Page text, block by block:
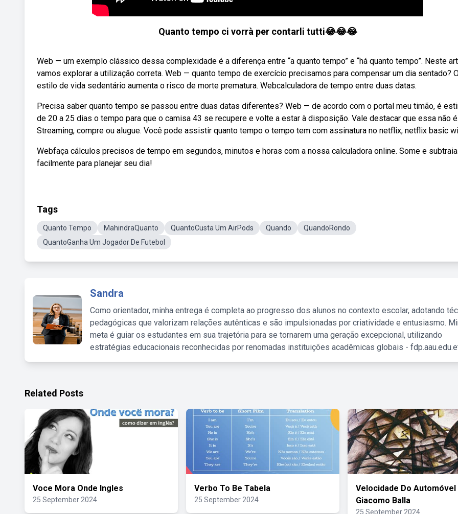
Quanto tempo ci vorrà per contarli tutti😂😂😂
Web — um exemplo clássico dessa complexidade é a diferença entre “a quanto tempo” e “há quanto tempo”. Neste
vamos explorar a utilização correta. Web — quanto tempo de exercício precisamos para compensar um dia sentado?
estilo de vida sedentário aumenta o risco de morte prematura. Webcalculadora de tempo entre duas datas.
Precisa saber quanto tempo se passou entre duas datas diferentes? Web — de acordo com o portal meu timão, é
de 20 a 25 dias o tempo para que o camisa 43 se recupere e volte a estar à disposição. Vale destacar que essa não é.
Streaming, compre ou alugue. Você pode assistir quanto tempo o tempo tem com assinatura no netflix, netflix basic
Webfaça cálculos precisos de tempo em segundos, minutos e horas com a nossa calculadora online. Some e subtraia
facilmente para planejar seu dia!
Tags
Quanto Tempo MahindraQuanto QuantoCusta Um AirPods Quando
QuandoRondo
QuantoGanha Um Jogador De Futebol
Sandra
Como orientador, minha entrega é completa ao progresso dos alunos no contexto escolar, adotando
pedagógicas que valorizam relações autênticas e são impulsionadas por criatividade e entusiasmo.
meta é guiar os estudantes em sua trajetória para se tornarem uma geração excepcional, utilizando
estratégias educacionais reconhecidas por renomadas instituições acadêmicas globais -
Related Posts
Voce Mora Onde Ingles
25 September 2024
Verbo To Be Tabela
25 September 2024
Velocidade Do Automóvel
Giacomo Balla
25 September 2024